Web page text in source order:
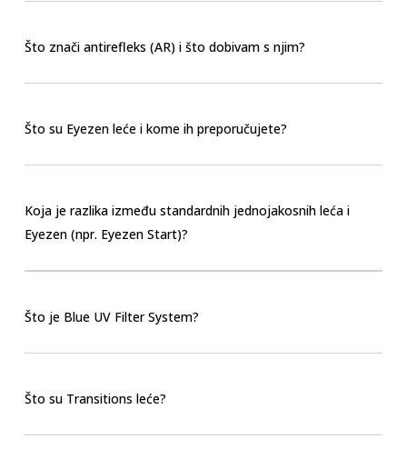
Što znači antirefleks (AR) i što dobivam s njim?
Što su Eyezen leće i kome ih preporučujete?
Koja je razlika između standardnih jednojakosnih leća i
Eyezen (npr. Eyezen Start)?
Što je Blue UV Filter System?
Što su Transitions leće?